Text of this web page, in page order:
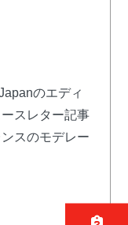
のエディ
スレター記事
スのモデレー